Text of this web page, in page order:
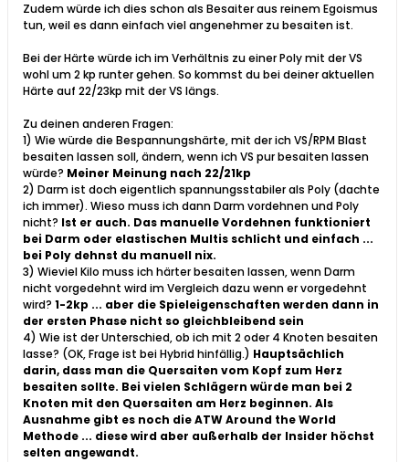
Zudem würde ich dies schon als Besaiter aus reinem Egoismus
tun, weil es dann einfach viel angenehmer zu besaiten ist.
Bei der Härte würde ich im Verhältnis zu einer Poly mit der VS
wohl um 2 kp runter gehen. So kommst du bei deiner aktuellen
Härte auf 22/23kp mit der VS längs.
Zu deinen anderen Fragen:
1) Wie würde die Bespannungshärte, mit der ich VS/RPM Blast
besaiten lassen soll, ändern, wenn ich VS pur besaiten lassen
würde? Meiner Meinung nach 22/21kp
2) Darm ist doch eigentlich spannungsstabiler als Poly (dachte
ich immer). Wieso muss ich dann Darm vordehnen und Poly
nicht? Ist er auch. Das manuelle Vordehnen funktioniert
bei Darm oder elastischen Multis schlicht und einfach ...
bei Poly dehnst du manuell nix.
3) Wieviel Kilo muss ich härter besaiten lassen, wenn Darm
nicht vorgedehnt wird im Vergleich dazu wenn er vorgedehnt
wird? 1-2kp ... aber die Spieleigenschaften werden dann in
der ersten Phase nicht so gleichbleibend sein
4) Wie ist der Unterschied, ob ich mit 2 oder 4 Knoten besaiten
lasse? (OK, Frage ist bei Hybrid hinfällig.) Hauptsächlich
darin, dass man die Quersaiten vom Kopf zum Herz
besaiten sollte. Bei vielen Schlägern würde man bei 2
Knoten mit den Quersaiten am Herz beginnen. Als
Ausnahme gibt es noch die ATW Around the World
Methode ... diese wird aber außerhalb der Insider höchst
selten angewandt.